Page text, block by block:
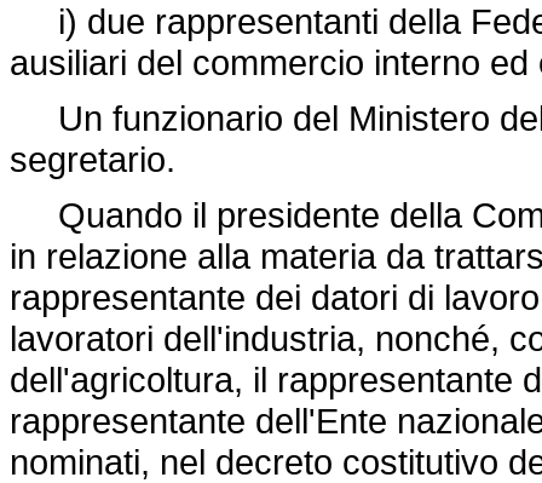
i) due rappresentanti della
ausiliari del commercio interno ed
Un funzionario del Ministero
segretario.
Quando il presidente della
in relazione alla materia da
rappresentante dei datori di
lavoratori dell'industria, nonché,
dell'agricoltura, il rappresentante
rappresentante dell'Ente
nominati, nel decreto costitutivo